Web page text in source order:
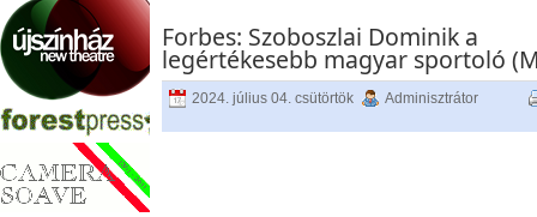
Forbes: Szoboszlai Dominik a
legértékesebb magyar sportoló
2024. július 04. csütörtök Adminisztrátor